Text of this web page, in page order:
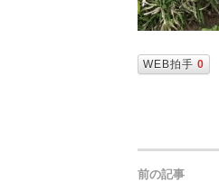
WEB拍手 0
前の記事